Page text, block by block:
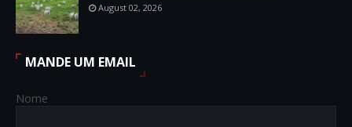
August 02, 2026
MANDE UM EMAIL
Nome